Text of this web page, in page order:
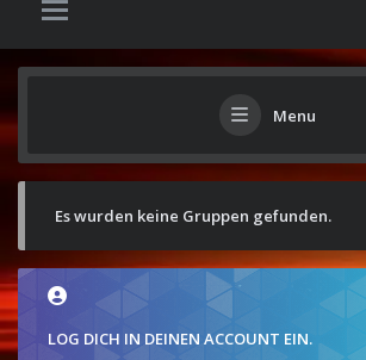
Menu
Es wurden keine Gruppen gefunden.
LOG DICH IN DEINEN ACCOUNT EIN.